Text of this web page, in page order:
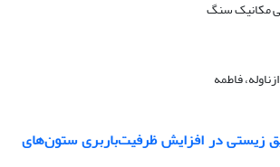
فاطمه
زیستی در افزایش ظرفیت‌باربری ستون‌های